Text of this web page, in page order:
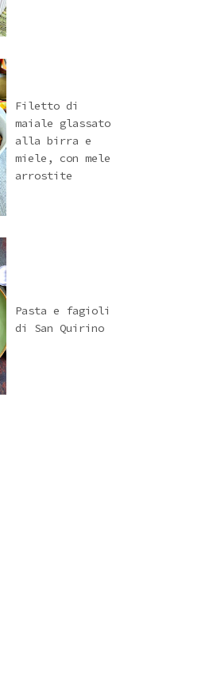
Filetto di
maiale glassato
alla birra e
miele, con mele
arrostite
Pasta e fagioli
di San Quirino